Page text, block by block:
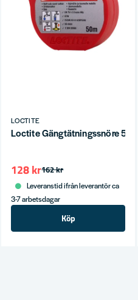
LOCTITE
Loctite Gängtätningssnöre 55
162 kr
128 kr
Leveranstid ifrån leverantör ca
3-7 arbetsdagar
Köp